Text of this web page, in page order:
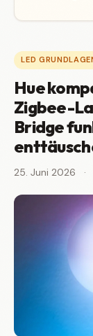
LED
Hue
Zigbee-
Bridge
25. Juni 2026 ·